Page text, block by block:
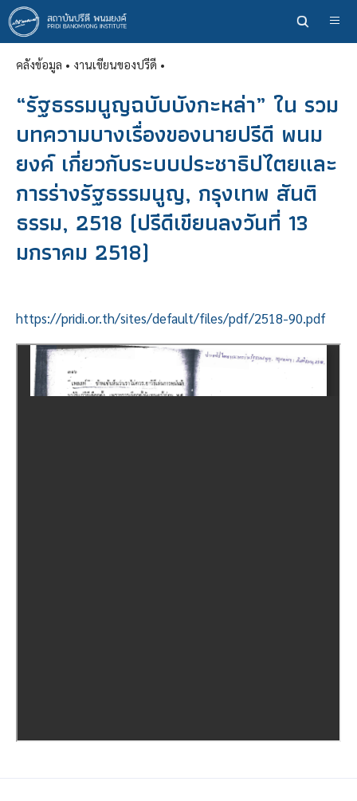
ข้าม
ไป
ยัง
เนื้อหา
คลังข้อมูล • งานเขียนของปรีดี •
“รัฐธรรมนูญฉบับบังกะหล่า” ใน รวม
บทความบางเรื่องของนายปรีดี พนม
ยงค์ เกี่ยวกับระบบประชาธิปไตยและ
การร่างรัฐธรรมนูญ, กรุงเทพ สันติ
ธรรม, 2518 (ปรีดีเขียนลงวันที่ 13
มกราคม 2518)
https://pridi.or.th/sites/default/files/pdf/2518-90.pdf